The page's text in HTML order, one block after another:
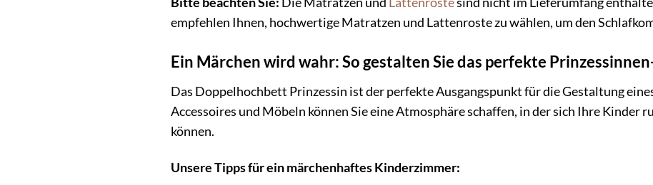
empfehlen Ihnen, hochwertige Matratzen und Lattenroste zu wählen, um den
Ein Märchen wird wahr: So gestalten Sie das perfekte
Das Doppelhochbett Prinzessin ist der perfekte Ausgangspunkt für die Gestaltung
Accessoires und Möbeln können Sie eine Atmosphäre schaffen, in der sich Ihre
können.
Unsere Tipps für ein märchenhaftes Kinderzimmer: